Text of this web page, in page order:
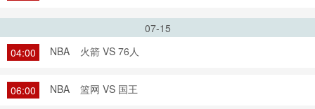
07-15
04:00
NBA 火箭 VS 76人
06:00 NBA 篮网 VS 国王